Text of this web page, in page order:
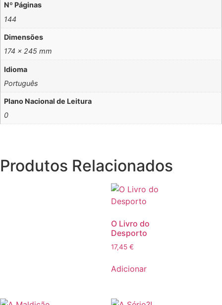
Nº Páginas
144
Dimensões
174 x 245 mm
Idioma
Português
Plano Nacional de Leitura
0
Produtos Relacionados
O Livro do
Desporto
17,45 €
Adicionar